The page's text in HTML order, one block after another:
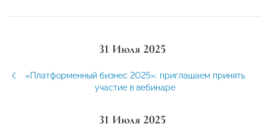
31 Июля 2025
«Платформенный бизнес 2025»: приглашаем принять
участие в вебинаре
31 Июля 2025